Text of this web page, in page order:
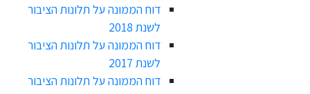
דוח הממונה על תלונות הציבור
לשנת 2018
דוח הממונה על תלונות הציבור
לשנת 2017
דוח הממונה על תלונות הציבור